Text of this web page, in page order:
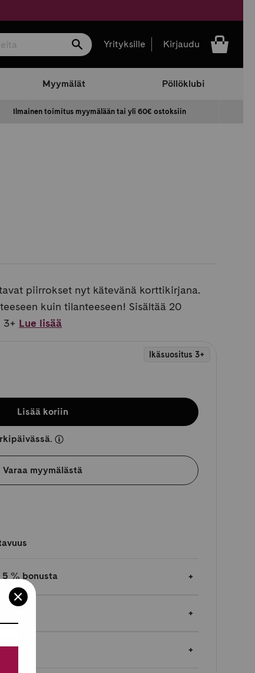
Hae Yrityksille Kirjaudu
Myymälät Pöllöklubi
Ilmainen toimitus myymälään tai yli 60€ ostoksiin
piirrokset nyt kätevänä korttikirjana.
kuin tilanteeseen! Sisältää 20
3+ Lue lisää
Ikäsuositus 3+
Lisää koriin
Varaa myymälästä
% bonusta